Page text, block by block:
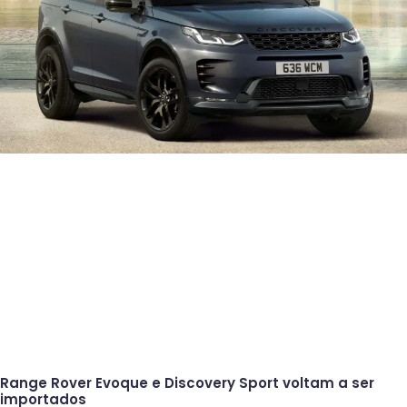
Range Rover Evoque e Discovery Sport voltam a ser
importados